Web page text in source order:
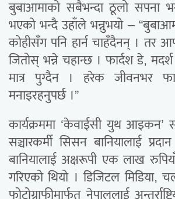
बुबाआमाको सबैभन्दा ठूलो सपना
भएको भन्दै उहाँले भन्नुभयो –
कोहीसँग पनि हार्न चाहँदैनन् । तर
जितोस् भन्ने चहान्छ । फार्दश डे,
मात्र पुग्दैन । हरेक जीवनभर
मनाइरहनुपर्छ ।”
कार्यक्रममा ‘केवाईसी युथ आइकन’
सञ्चारकर्मी सिसन बानियालाई
बानियालाई अक्षरूपी एक लाख
गरिएको थियो । डिजिटल मिडिया,
फोटोग्राफीमार्फत नेपाललाई